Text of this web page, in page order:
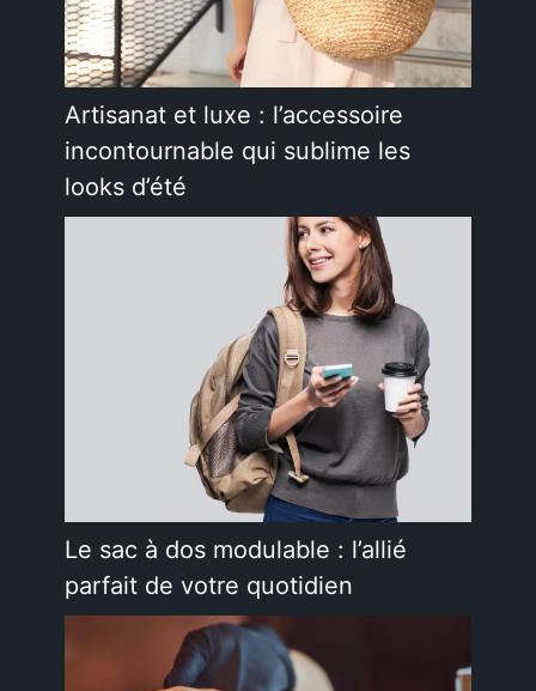
Artisanat et luxe : l’accessoire
incontournable qui sublime les
looks d’été
Le sac à dos modulable : l’allié
parfait de votre quotidien